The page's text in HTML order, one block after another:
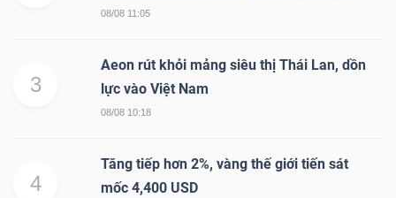
08/08 11:05
3
Aeon rút khỏi mảng siêu thị Thái Lan, dồn
lực vào Việt Nam
08/08 10:18
4
Tăng tiếp hơn 2%, vàng thế giới tiến sát
mốc 4,400 USD